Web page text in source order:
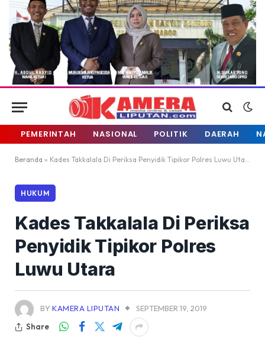
PEMERINTAH NASIONAL POLITIK DAERAH
Beranda » Kades Takkalala Di Periksa Penyidik Tipikor Polres Luwu Utara
HUKUM
Kades Takkalala Di Periksa
Penyidik Tipikor Polres
Luwu Utara
BY KAMERA LIPUTAN
SEPTEMBER 19, 2019
Share